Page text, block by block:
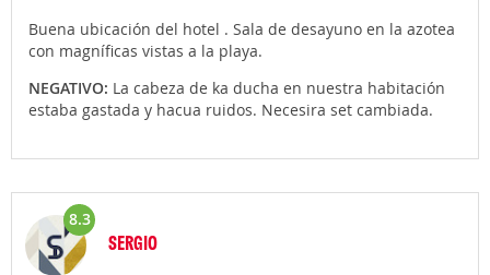
Buena ubicación del hotel . Sala de desayuno en la azotea
con magníficas vistas a la playa.
NEGATIVO: La cabeza de ka ducha en nuestra habitación
estaba gastada y hacua ruidos. Necesira set cambiada.
8.3
SERGIO